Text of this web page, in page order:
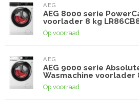
AEG
AEG 8000 serie
voorlader 8 kg
Op voorraad
AEG
AEG 9000 serie
Wasmachine voorlader
Op voorraad